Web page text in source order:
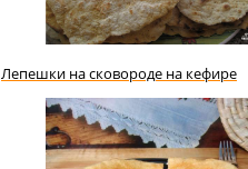
Лепешки на сковороде на кефире